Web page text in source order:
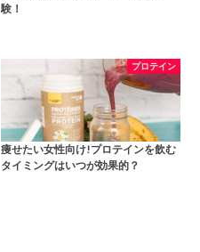
験！
プロテイン
痩せたい女性向け!プロテインを飲む
タイミングはいつが効果的？